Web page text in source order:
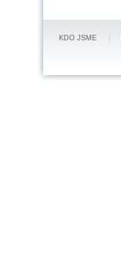
KDO JSME